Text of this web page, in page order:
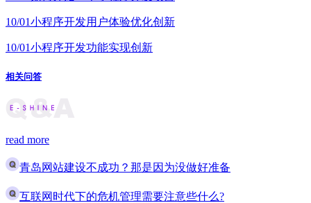
10/01小程序开发用户体验优化创新
10/01小程序开发功能实现创新
相关问答
read more
青岛网站建设不成功？那是因为没做好准备
互联网时代下的危机管理需要注意些什么?